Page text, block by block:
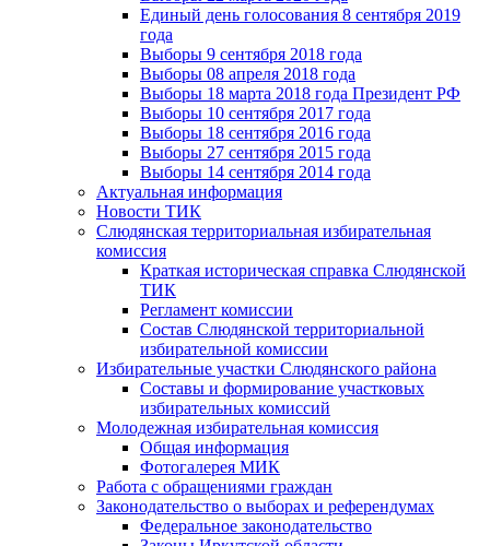
Единый день голосования 8 сентября 2019
года
Выборы 9 сентября 2018 года
Выборы 08 апреля 2018 года
Выборы 18 марта 2018 года Президент РФ
Выборы 10 сентября 2017 года
Выборы 18 сентября 2016 года
Выборы 27 сентября 2015 года
Выборы 14 сентября 2014 года
Актуальная информация
Новости ТИК
Слюдянская территориальная избирательная
комиссия
Краткая историческая справка Слюдянской
ТИК
Регламент комиссии
Состав Слюдянской территориальной
избирательной комиссии
Избирательные участки Слюдянского района
Составы и формирование участковых
избирательных комиссий
Молодежная избирательная комиссия
Общая информация
Фотогалерея МИК
Работа с обращениями граждан
Законодательство о выборах и референдумах
Федеральное законодательство